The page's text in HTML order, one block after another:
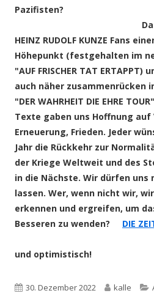
Das Jahr
HEINZ RUDOLF KUNZE Fans
Höhepunkt (festgehalten im
"AUF FRISCHER TAT
auch näher zusammenrücken
"DER WAHRHEIT DIE EHRE
Texte gaben uns Hoffnung auf
Erneuerung, Frieden. Jeder
Jahr die Rückkehr zur
der Kriege Weltweit und des
in die Nächste. Wir dürfen
lassen. Wer, wenn nicht wir,
erkennen und ergreifen, um
Besseren zu wenden? DIE
Bleibt
und optimistisch!
Veröffentlicht
30. Dezember 2022 Autor
kalle